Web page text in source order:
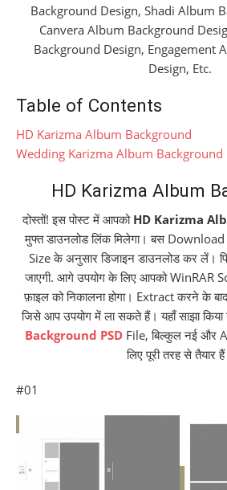
Background Design, Shadi Album
Canvera Album Background
Background Design, Engagement
Design, Etc.
Table of Contents
HD Karizma Album Background
Wedding Karizma Album Background
HD Karizma Album
दोस्तों! इस पोस्ट में आपको HD Karizma
मुफ्त डाउनलोड लिंक मिलेगा। बस
Size के अनुसार डिजाइन डाउनलोड कर लें।
जाएगी. आगे उपयोग के लिए आपको WinRAR
फ़ाइल को निकालना होगा। Extract करने के
जिसे आप उपयोग में ला सकते हैं। यहाँ साझा किया
Background PSDFile, बिल्कुल नई और
लिए पूरी तरह से तैयार
#01